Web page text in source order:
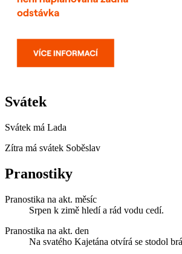
Svátek
Svátek má Lada
Zítra má svátek Soběslav
Pranostiky
Pranostika na akt. měsíc
Srpen k zimě hledí a rád vodu cedí.
Pranostika na akt. den
Na svatého Kajetána otvírá se stodol